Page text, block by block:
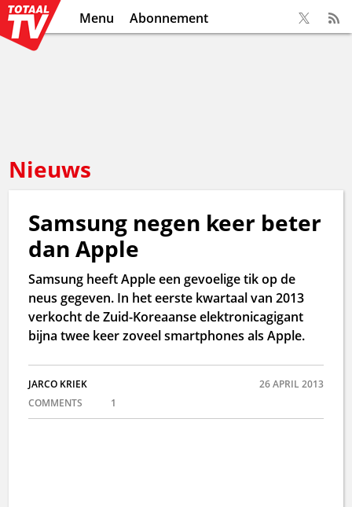
Menu Abonnement
Nieuws
Samsung negen keer beter
dan Apple
Samsung heeft Apple een gevoelige tik op de
neus gegeven. In het eerste kwartaal van 2013
verkocht de Zuid-Koreaanse elektronicagigant
bijna twee keer zoveel smartphones als Apple.
JARCO KRIEK
26 APRIL 2013
COMMENTS
1